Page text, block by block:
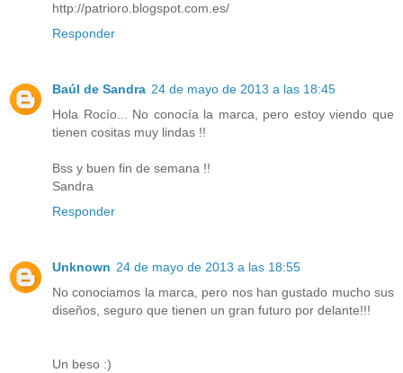
http://patrioro.blogspot.com.es/
Responder
Baúl de Sandra 24 de mayo de 2013 a las 18:45
Hola Rocío... No conocía la marca, pero estoy viendo que
tienen cositas muy lindas !!
Bss y buen fin de semana !!
Sandra
Responder
Unknown 24 de mayo de 2013 a las 18:55
No conociamos la marca, pero nos han gustado mucho sus
diseños, seguro que tienen un gran futuro por delante!!!
Un beso :)